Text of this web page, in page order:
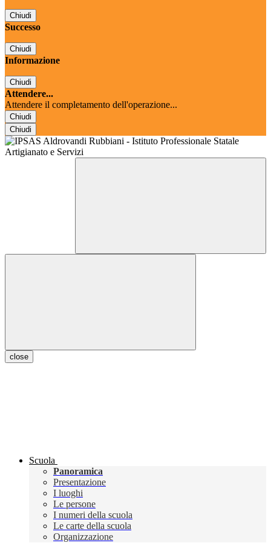
Chiudi
Successo
Chiudi
Informazione
Chiudi
Attendere...
Attendere il completamento dell'operazione...
Chiudi
Chiudi
close
Scuola
Panoramica
Presentazione
I luoghi
Le persone
I numeri della scuola
Le carte della scuola
Organizzazione